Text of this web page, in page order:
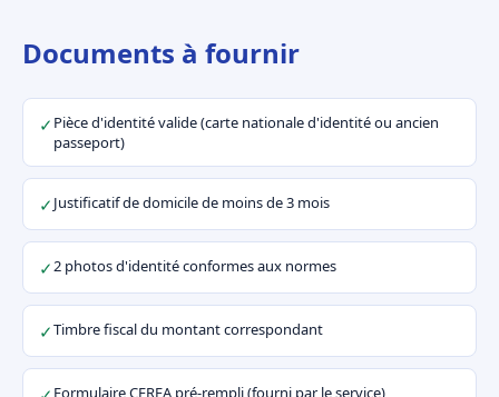
Documents à fournir
✓ Pièce d'identité valide (carte nationale d'identité ou ancien
passeport)
✓Justificatif de domicile de moins de 3 mois
✓2 photos d'identité conformes aux normes
✓Timbre fiscal du montant correspondant
Formulaire CERFA pré-rempli (fourni par le service)